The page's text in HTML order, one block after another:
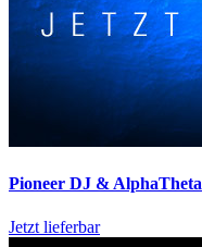
Pioneer DJ & AlphaTheta
Jetzt lieferbar